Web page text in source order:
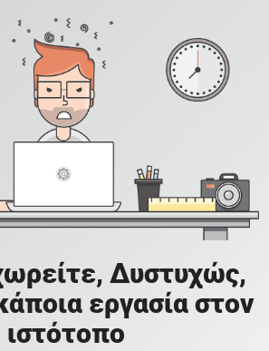
Δυστυχώς,
εργασία στον
ιστότοπο